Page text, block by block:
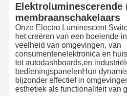
Thuis Producten
Elektroluminescerende
membraanschakelaars
Onze Electro Luminescent
het creëren van een boeiende
veelheid van omgevingen, van
consumentenelektronica en
tot autodashboards,en
bedieningspanelenHun
bijzonder effectief in
esthetiek als functionaliteit van